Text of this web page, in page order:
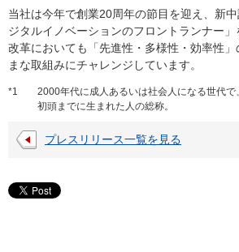
当社は今年で創業20周年の節目を迎え、新
ジタルイノベーションのフロントランナー
改革においても「先進性・多様性・効率性
まな取組みにチャレンジしています。
*1
2000年代に成人あるいは社会人になる世代
初頭までに生まれた人の総称。
プレスリリース一覧を見る